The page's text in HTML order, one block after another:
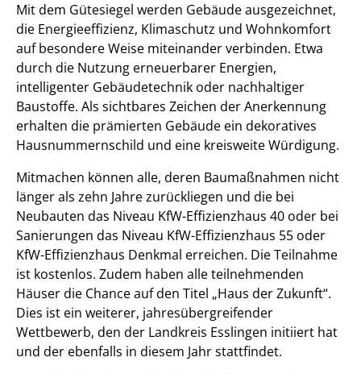
Mit dem Gütesiegel werden Gebäude ausgezeichnet,
die Energieeffizienz, Klimaschutz und Wohnkomfort
auf besondere Weise miteinander verbinden. Etwa
durch die Nutzung erneuerbarer Energien,
intelligenter Gebäudetechnik oder nachhaltiger
Baustoffe. Als sichtbares Zeichen der Anerkennung
erhalten die prämierten Gebäude ein dekoratives
Hausnummernschild und eine kreisweite Würdigung.
Mitmachen können alle, deren Baumaßnahmen nicht
länger als zehn Jahre zurückliegen und die bei
Neubauten das Niveau KfW-Effizienzhaus 40 oder bei
Sanierungen das Niveau KfW-Effizienzhaus 55 oder
KfW-Effizienzhaus Denkmal erreichen. Die Teilnahme
ist kostenlos. Zudem haben alle teilnehmenden
Häuser die Chance auf den Titel „Haus der Zukunft“.
Dies ist ein weiterer, jahresübergreifender
Wettbewerb, den der Landkreis Esslingen initiiert hat
und der ebenfalls in diesem Jahr stattfindet.